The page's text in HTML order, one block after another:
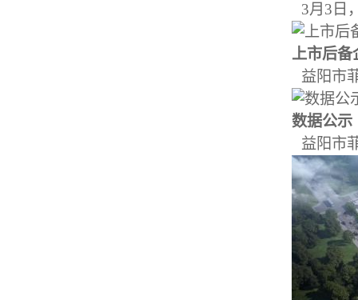
3月3日
上市后备
益阳市
数据公示
益阳市